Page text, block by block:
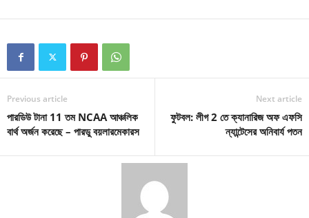
Previous article
পারডিউ টানা 11 তম NCAA আঞ্চলিক
বার্থ অর্জন করেছে – পারডু বয়লারমেকারস
Next article
ফুটবল: লীগ 2 তে ক্যানারিজ অফ এফসি
ন্যান্টেসের অনিবার্য পতন